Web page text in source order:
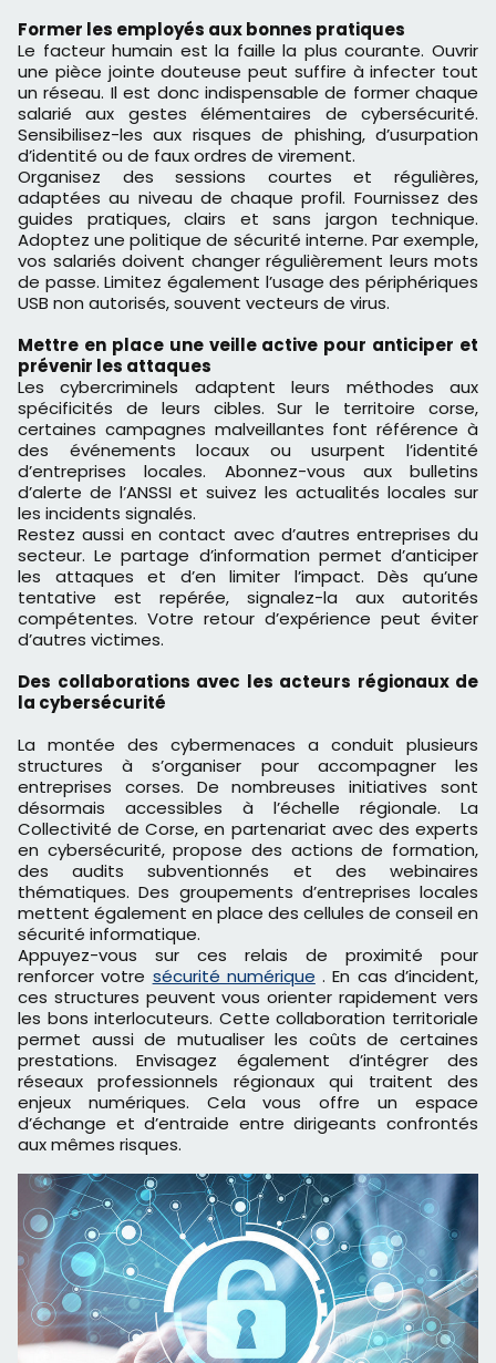
Former les employés aux bonnes pratiques
Le facteur humain est la faille la plus courante. Ouvrir
une pièce jointe douteuse peut suffire à infecter tout
un réseau. Il est donc indispensable de former chaque
salarié aux gestes élémentaires de cybersécurité.
Sensibilisez-les aux risques de phishing, d’usurpation
d’identité ou de faux ordres de virement.
Organisez des sessions courtes et régulières,
adaptées au niveau de chaque profil. Fournissez des
guides pratiques, clairs et sans jargon technique.
Adoptez une politique de sécurité interne. Par exemple,
vos salariés doivent changer régulièrement leurs mots
de passe. Limitez également l’usage des périphériques
USB non autorisés, souvent vecteurs de virus.
Mettre en place une veille active pour anticiper et
prévenir les attaques
Les cybercriminels adaptent leurs méthodes aux
spécificités de leurs cibles. Sur le territoire corse,
certaines campagnes malveillantes font référence à
des événements locaux ou usurpent l’identité
d’entreprises locales. Abonnez-vous aux bulletins
d’alerte de l’ANSSI et suivez les actualités locales sur
les incidents signalés.
Restez aussi en contact avec d’autres entreprises du
secteur. Le partage d’information permet d’anticiper
les attaques et d’en limiter l’impact. Dès qu’une
tentative est repérée, signalez-la aux autorités
compétentes. Votre retour d’expérience peut éviter
d’autres victimes.
Des collaborations avec les acteurs régionaux de
la cybersécurité
La montée des cybermenaces a conduit plusieurs
structures à s’organiser pour accompagner les
entreprises corses. De nombreuses initiatives sont
désormais accessibles à l’échelle régionale. La
Collectivité de Corse, en partenariat avec des experts
en cybersécurité, propose des actions de formation,
des audits subventionnés et des webinaires
thématiques. Des groupements d’entreprises locales
mettent également en place des cellules de conseil en
sécurité informatique.
Appuyez-vous sur ces relais de proximité pour
renforcer votre sécurité numérique . En cas d’incident,
ces structures peuvent vous orienter rapidement vers
les bons interlocuteurs. Cette collaboration territoriale
permet aussi de mutualiser les coûts de certaines
prestations. Envisagez également d’intégrer des
réseaux professionnels régionaux qui traitent des
enjeux numériques. Cela vous offre un espace
d’échange et d’entraide entre dirigeants confrontés
aux mêmes risques.